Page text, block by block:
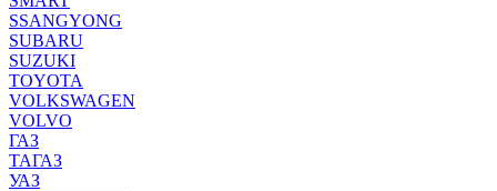
SSANGYONG
SUBARU
SUZUKI
TOYOTA
VOLKSWAGEN
VOLVO
ГАЗ
ТАГАЗ
УАЗ